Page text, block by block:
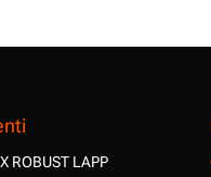
ROBUST LAPP